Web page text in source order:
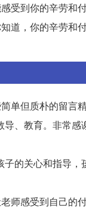
受到你的辛劳和付
道，你的辛劳和
单但质朴的留言精
、教育。非常
的关心和指导
师感受到自己的